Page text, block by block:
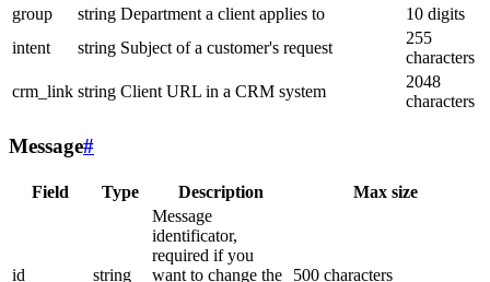
group
string Department a client applies to
10 digits
intent
string Subject of a customer's request
255
characters
crm_link string Client URL in a CRM system
2048
characters
Message#
Field Type Description Max size
id string
Message
identificator,
required if you
want to change the
500 characters